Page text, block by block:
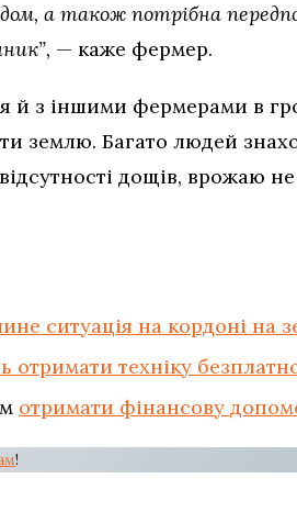
а також потрібна
— каже фермер.
й з іншими фермерами в
землю. Багато людей
дощів, врожаю
ситуація на кордоні на
отримати техніку
отримати фінансову
!